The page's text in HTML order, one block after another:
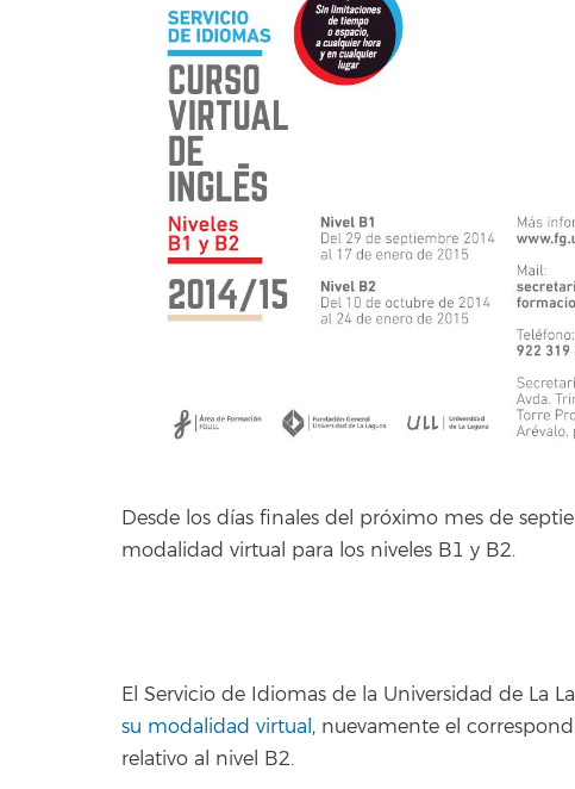
Desde los días finales del próximo mes de
modalidad virtual para los niveles B1 y B2.
El Servicio de Idiomas de la Universidad de La
su modalidad virtual, nuevamente el
relativo al nivel B2.